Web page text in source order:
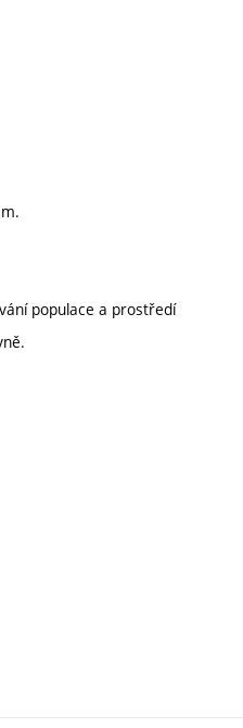
populace a prostředí